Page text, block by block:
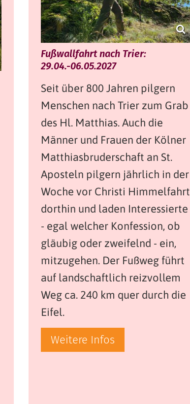
Fußwallfahrt nach Trier:
29.04.-06.05.2027
Seit über 800 Jahren pilgern
Menschen nach Trier zum Grab
des Hl. Matthias. Auch die
Männer und Frauen der Kölner
Matthiasbruderschaft an St.
Aposteln pilgern jährlich in der
Woche vor Christi Himmelfahrt
dorthin und laden Interessierte
- egal welcher Konfession, ob
gläubig oder zweifelnd - ein,
mitzugehen. Der Fußweg führt
auf landschaftlich reizvollem
Weg ca. 240 km quer durch die
Eifel.
Weitere Infos